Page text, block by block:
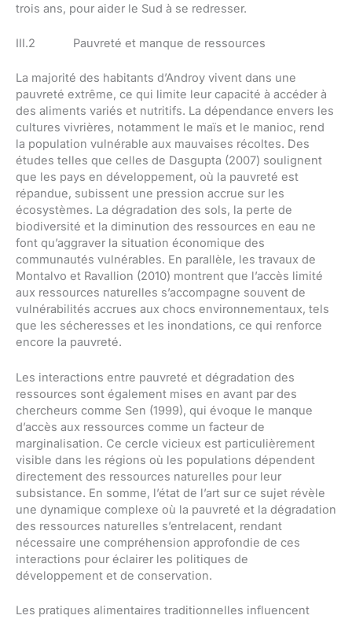
trois ans, pour aider le Sud à se redresser.
III.2 Pauvreté et manque de ressources
La majorité des habitants d’Androy vivent dans une
pauvreté extrême, ce qui limite leur capacité à accéder à
des aliments variés et nutritifs. La dépendance envers les
cultures vivrières, notamment le maïs et le manioc, rend
la population vulnérable aux mauvaises récoltes. Des
études telles que celles de Dasgupta (2007) soulignent
que les pays en développement, où la pauvreté est
répandue, subissent une pression accrue sur les
écosystèmes. La dégradation des sols, la perte de
biodiversité et la diminution des ressources en eau ne
font qu’aggraver la situation économique des
communautés vulnérables. En parallèle, les travaux de
Montalvo et Ravallion (2010) montrent que l’accès limité
aux ressources naturelles s’accompagne souvent de
vulnérabilités accrues aux chocs environnementaux, tels
que les sécheresses et les inondations, ce qui renforce
encore la pauvreté.
Les interactions entre pauvreté et dégradation des
ressources sont également mises en avant par des
chercheurs comme Sen (1999), qui évoque le manque
d’accès aux ressources comme un facteur de
marginalisation. Ce cercle vicieux est particulièrement
visible dans les régions où les populations dépendent
directement des ressources naturelles pour leur
subsistance. En somme, l’état de l’art sur ce sujet révèle
une dynamique complexe où la pauvreté et la dégradation
des ressources naturelles s’entrelacent, rendant
nécessaire une compréhension approfondie de ces
interactions pour éclairer les politiques de
développement et de conservation.
Les pratiques alimentaires traditionnelles influencent